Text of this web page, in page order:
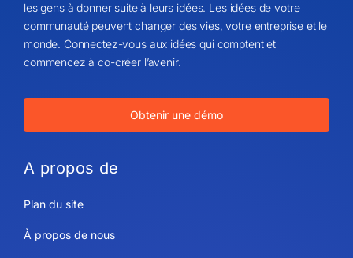
les gens à donner suite à leurs idées. Les idées de votre
communauté peuvent changer des vies, votre entreprise et le
monde. Connectez-vous aux idées qui comptent et
commencez à co-créer l’avenir.
Obtenir une démo
A propos de
Plan du site
À propos de nous